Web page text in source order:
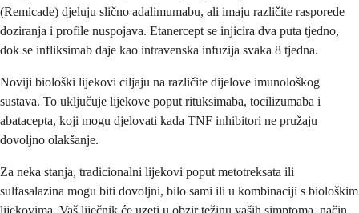
(Remicade) djeluju slično adalimumabu, ali imaju različite rasporede
doziranja i profile nuspojava. Etanercept se injicira dva puta tjedno,
dok se infliksimab daje kao intravenska infuzija svaka 8 tjedna.
Noviji biološki lijekovi ciljaju na različite dijelove imunološkog
sustava. To uključuje lijekove poput rituksimaba, tocilizumaba i
abatacepta, koji mogu djelovati kada TNF inhibitori ne pružaju
dovoljno olakšanje.
Za neka stanja, tradicionalni lijekovi poput metotreksata ili
sulfasalazina mogu biti dovoljni, bilo sami ili u kombinaciji s biološkim
lijekovima. Vaš liječnik će uzeti u obzir težinu vaših simptoma, način